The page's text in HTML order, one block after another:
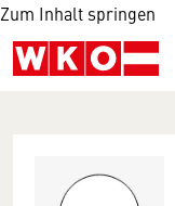
Zum Inhalt springen